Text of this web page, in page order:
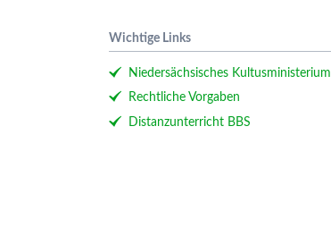
Wichtige Links
Niedersächsisches Kultusministerium
Rechtliche Vorgaben
Distanzunterricht BBS